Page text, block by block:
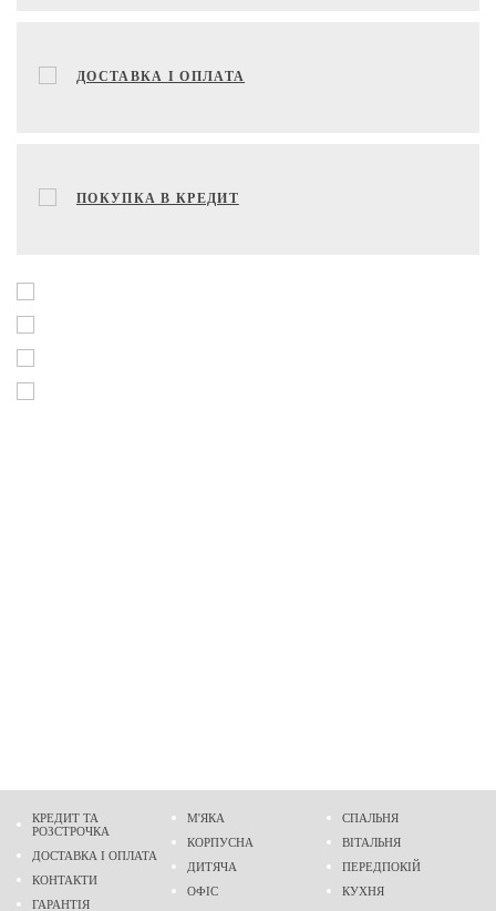
ДОСТАВКА І ОПЛАТА
ПОКУПКА В КРЕДИТ
КРЕДИТ ТА
РОЗСТРОЧКА
ДОСТАВКА І ОПЛАТА
КОНТАКТИ
ГАРАНТІЯ
М'ЯКА
КОРПУСНА
ДИТЯЧА
ОФІС
СПАЛЬНЯ
ВІТАЛЬНЯ
ПЕРЕДПОКІЙ
КУХНЯ